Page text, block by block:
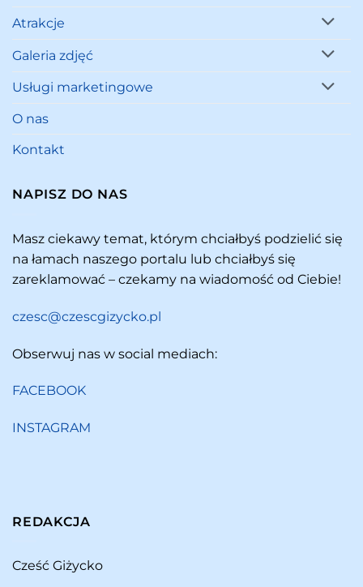
Atrakcje
Galeria zdjęć
Usługi marketingowe
O nas
Kontakt
NAPISZ DO NAS
Masz ciekawy temat, którym chciałbyś podzielić się
na łamach naszego portalu lub chciałbyś się
zareklamować – czekamy na wiadomość od Ciebie!
czesc@czescgizycko.pl
Obserwuj nas w social mediach:
FACEBOOK
INSTAGRAM
REDAKCJA
Cześć Giżycko